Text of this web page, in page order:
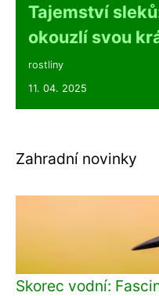
Tajemství
okouzlí svou
rostliny
11. 04. 2025
Zahradní novinky
Skorec vodní: